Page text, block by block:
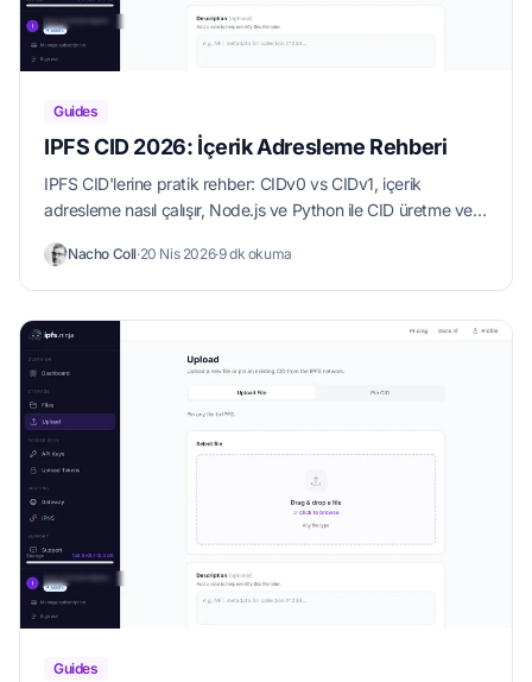
Guides
IPFS CID 2026: İçerik Adresleme Rehberi
IPFS CID'lerine pratik rehber: CIDv0 vs CIDv1, içerik
adresleme nasıl çalışır, Node.js ve Python ile CID üretme ve
Nacho Coll·20 Nis 2026·9 dk okuma
Guides